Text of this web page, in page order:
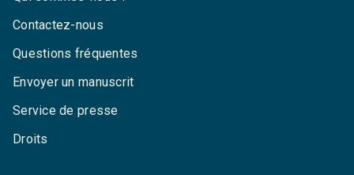
Contactez-nous
Questions fréquentes
Envoyer un manuscrit
Service de presse
Droits